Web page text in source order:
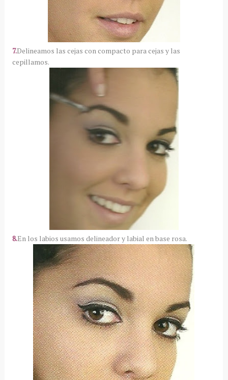
7.Delineamos las cejas con compacto para cejas y las
cepillamos.
8.En los labios usamos delineador y labial en base rosa.